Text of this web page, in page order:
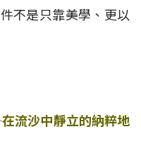
不是只靠美學、更以
流沙中靜立的納粹地